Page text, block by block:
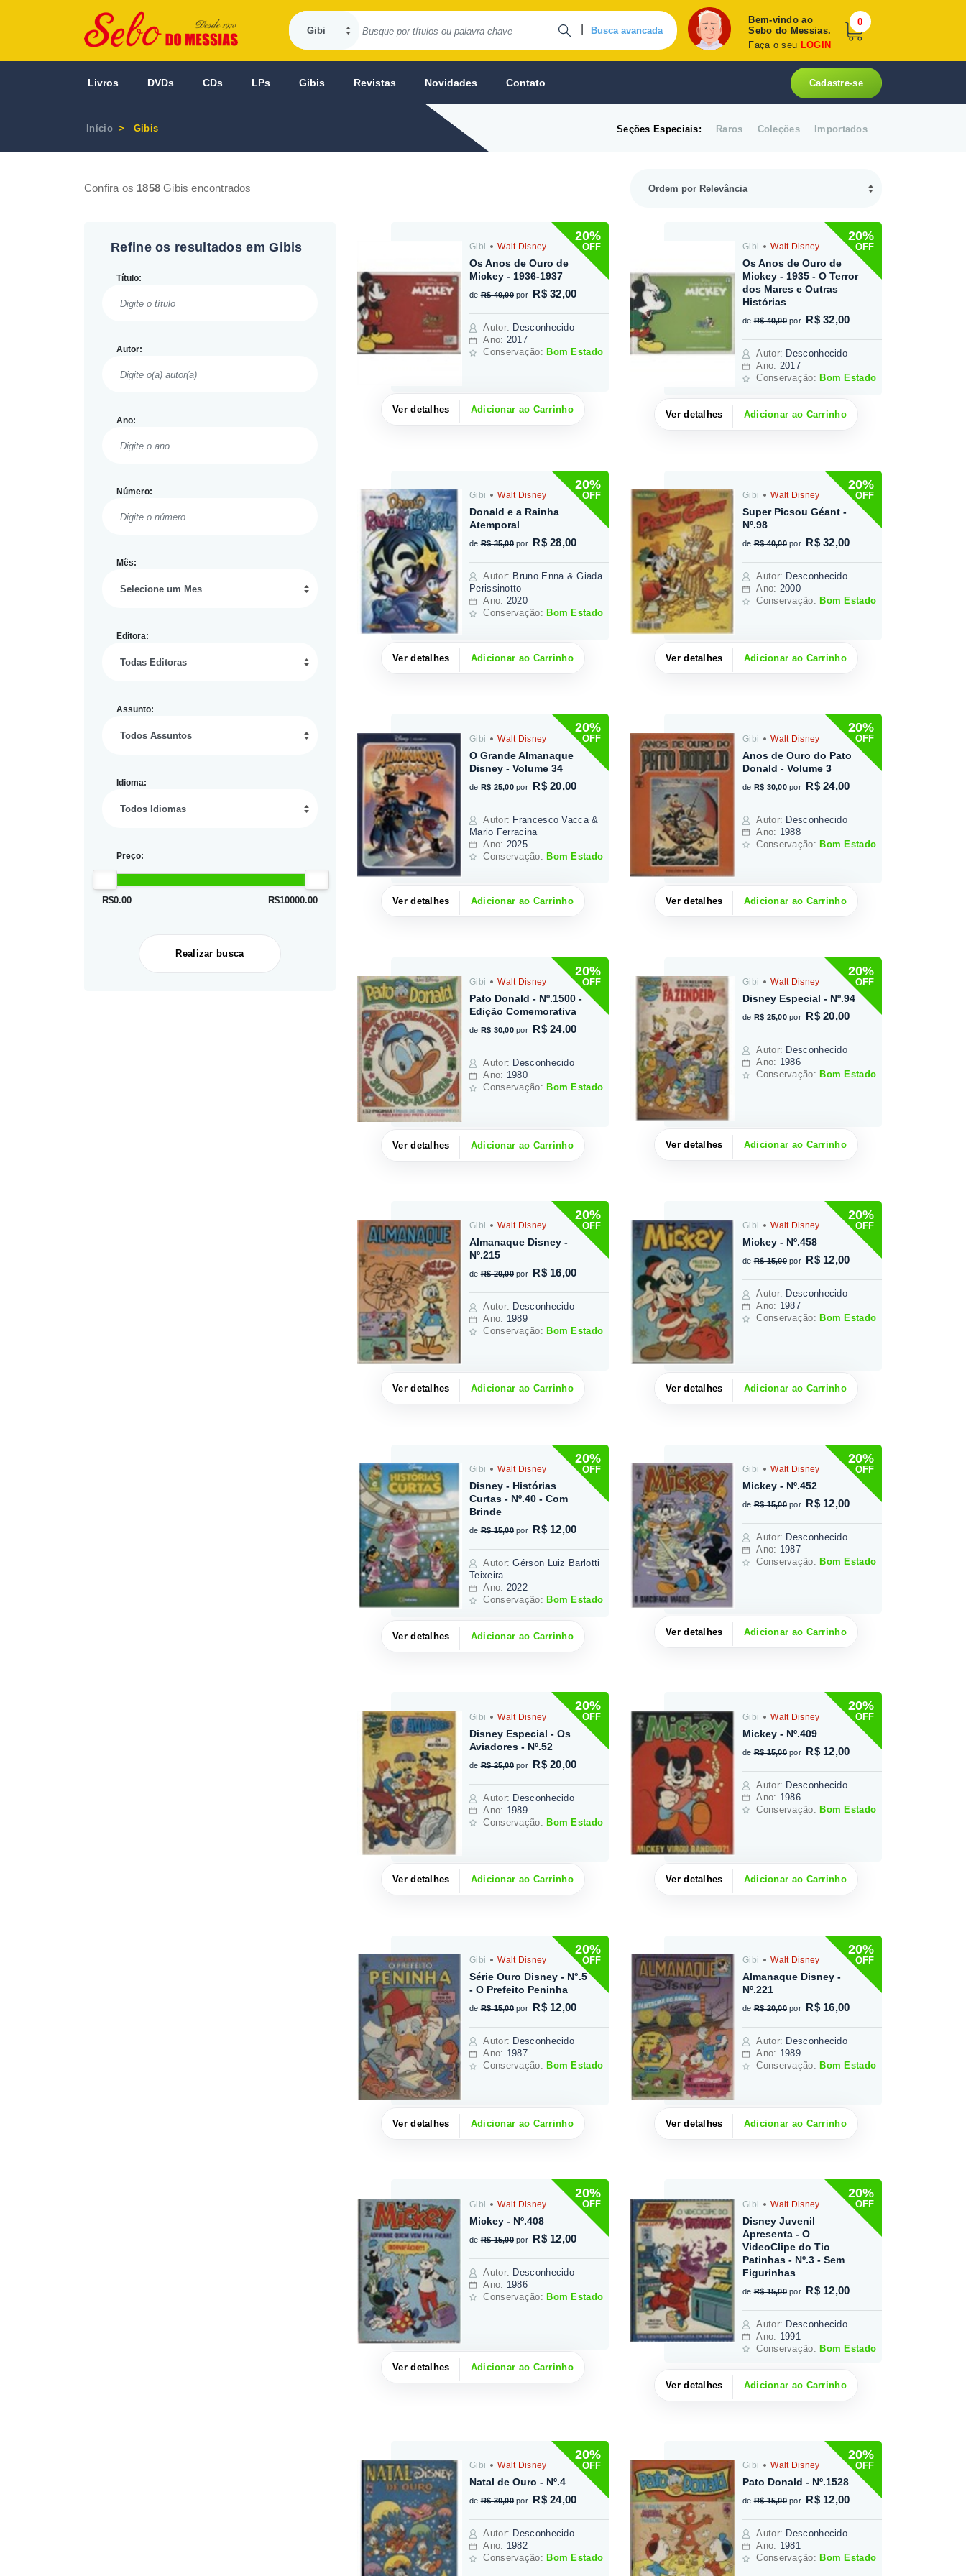
Busca avancada
Bem-vindo ao
Sebo do Messias.
Faça o seu LOGIN
0
Livros DVDs CDs LPs Gibis Revistas Novidades Contato Cadastre-se
Início Gibis Seções Especiais: Raros Coleções Importados
Confira os 1858 Gibis encontrados
Refine os resultados em Gibis
Título:
Autor:
Ano:
Número:
Mês:
Editora:
Assunto:
Idioma:
Preço:
R$0.00 R$10000.00
20%
OFF
Gibi Walt Disney
Os Anos de Ouro de
Mickey - 1936-1937
de R$ 40,00 por R$ 32,00
Autor: Desconhecido
Ano: 2017
Conservação: Bom Estado
Ver detalhes Adicionar ao Carrinho
20%
OFF
Gibi Walt Disney
Os Anos de Ouro de
Mickey - 1935 - O Terror
dos Mares e Outras
Histórias
de R$ 40,00 por R$ 32,00
Autor: Desconhecido
Ano: 2017
Conservação: Bom Estado
Ver detalhes Adicionar ao Carrinho
20%
OFF
Gibi Walt Disney
Donald e a Rainha
Atemporal
de R$ 35,00 por R$ 28,00
Autor: Bruno Enna & Giada
Perissinotto
Ano: 2020
Conservação: Bom Estado
Ver detalhes Adicionar ao Carrinho
20%
OFF
Gibi Walt Disney
Super Picsou Géant -
Nº.98
de R$ 40,00 por R$ 32,00
Autor: Desconhecido
Ano: 2000
Conservação: Bom Estado
Ver detalhes Adicionar ao Carrinho
20%
OFF
Gibi Walt Disney
O Grande Almanaque
Disney - Volume 34
de R$ 25,00 por R$ 20,00
Autor: Francesco Vacca &
Mario Ferracina
Ano: 2025
Conservação:Bom Estado
Ver detalhes Adicionar ao Carrinho
20%
OFF
Gibi Walt Disney
Anos de Ouro do Pato
Donald - Volume 3
de R$ 30,00 por R$ 24,00
Autor: Desconhecido
Ano: 1988
Conservação:Bom Estado
Ver detalhes Adicionar ao Carrinho
20%
OFF
Gibi Walt Disney
Pato Donald - Nº.1500 -
Edição Comemorativa
de R$ 30,00 por R$ 24,00
Autor: Desconhecido
Ano: 1980
Conservação: Bom Estado
Ver detalhes Adicionar ao Carrinho
20%
OFF
Gibi Walt Disney
Disney Especial - Nº.94
de R$ 25,00 por R$ 20,00
Autor: Desconhecido
Ano: 1986
Conservação: Bom Estado
Ver detalhes Adicionar ao Carrinho
20%
OFF
Gibi Walt Disney
Almanaque Disney -
Nº.215
de R$ 20,00 por R$ 16,00
Autor: Desconhecido
Ano: 1989
Conservação: Bom Estado
Ver detalhes Adicionar ao Carrinho
20%
OFF
Gibi Walt Disney
Mickey - Nº.458
de R$ 15,00 por R$ 12,00
Autor: Desconhecido
Ano: 1987
Conservação: Bom Estado
Ver detalhes Adicionar ao Carrinho
20%
OFF
Gibi Walt Disney
Disney - Histórias
Curtas - Nº.40 - Com
Brinde
de R$ 15,00 por R$ 12,00
Autor:Gérson Luiz Barlotti
Teixeira
Ano: 2022
Conservação: Bom Estado
Ver detalhes Adicionar ao Carrinho
20%
OFF
Gibi Walt Disney
Mickey - Nº.452
de R$ 15,00 por R$ 12,00
Autor: Desconhecido
Ano: 1987
Conservação: Bom Estado
Ver detalhes Adicionar ao Carrinho
20%
OFF
Gibi Walt Disney
Disney Especial - Os
Aviadores - Nº.52
de R$ 25,00 por R$ 20,00
Autor: Desconhecido
Ano: 1989
Conservação: Bom Estado
Ver detalhes Adicionar ao Carrinho
20%
OFF
Gibi Walt Disney
Mickey - Nº.409
de R$ 15,00 por R$ 12,00
Autor: Desconhecido
Ano: 1986
Conservação: Bom Estado
Ver detalhes Adicionar ao Carrinho
20%
OFF
Gibi Walt Disney
Série Ouro Disney - N°.5
- O Prefeito Peninha
de R$ 15,00 por R$ 12,00
Autor: Desconhecido
Ano: 1987
Conservação: Bom Estado
Ver detalhes Adicionar ao Carrinho
20%
OFF
Gibi Walt Disney
Almanaque Disney -
Nº.221
de R$ 20,00 por R$ 16,00
Autor: Desconhecido
Ano: 1989
Conservação: Bom Estado
Ver detalhes Adicionar ao Carrinho
20%
OFF
Gibi Walt Disney
Mickey - Nº.408
de R$ 15,00 por R$ 12,00
Autor: Desconhecido
Ano: 1986
Conservação:Bom Estado
Ver detalhes Adicionar ao Carrinho
20%
OFF
Gibi Walt Disney
Disney Juvenil
Apresenta - O
VideoClipe do Tio
Patinhas - Nº.3 - Sem
Figurinhas
de R$ 15,00 por R$ 12,00
Autor: Desconhecido
Ano: 1991
Conservação:Bom Estado
Ver detalhes Adicionar ao Carrinho
20%
OFF
Gibi Walt Disney
Natal de Ouro - Nº.4
de R$ 30,00 por R$ 24,00
Autor: Desconhecido
Ano: 1982
Conservação: Bom Estado
20%
OFF
Gibi Walt Disney
Pato Donald - Nº.1528
de R$ 15,00 por R$ 12,00
Autor: Desconhecido
Ano: 1981
Conservação: Bom Estado